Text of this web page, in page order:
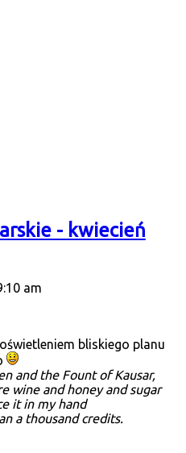
- kwiecień
am
bliskiego planu
and the Fount of Kausar,
wine and honey and sugar
it in my hand
a thousand credits.